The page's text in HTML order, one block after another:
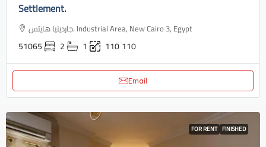
Settlement.
جاردينيا هايتس، Industrial Area, New Cairo 3, Egypt
51065 2 1 110110
Email
FOR RENT FINISHED